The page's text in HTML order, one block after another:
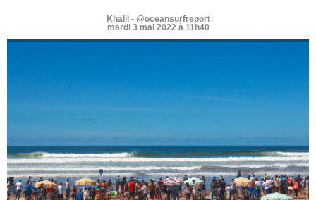
Khalil - @oceansurfreport
mardi 3 mai 2022 à 11h40